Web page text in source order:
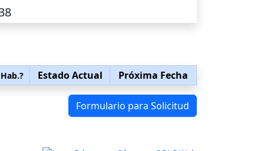
Estado Actual Próxima Fecha
Formulario para Solicitud